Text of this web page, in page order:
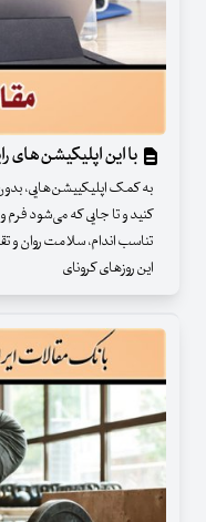
با این اپلیکیشن‌های
به کمک اپلیکییشن‌هایی،
کنید و تا جایی که می‌شود
تناسب اندام، سلامت روان و
این روزهای کرونای